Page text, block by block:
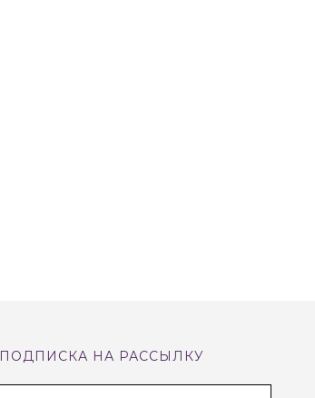
ПОДПИСКА НА РАССЫЛКУ